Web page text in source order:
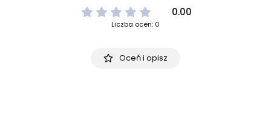
0.00
Liczba ocen: 0
Oceń i opisz